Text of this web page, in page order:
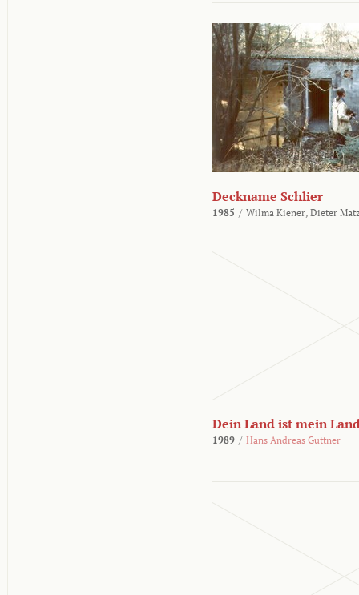
Deckname Schlier
1985 / Wilma Kiener, Dieter
Dein Land ist mein
1989 / Hans Andreas Guttner